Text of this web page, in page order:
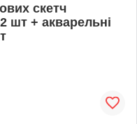
скетч
шт + акварельні